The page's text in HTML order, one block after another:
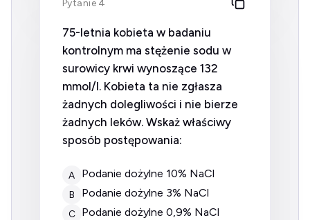
Pytanie 4
75-letnia kobieta w badaniu
kontrolnym ma stężenie sodu w
surowicy krwi wynoszące 132
mmol/l. Kobieta ta nie zgłasza
żadnych dolegliwości i nie bierze
żadnych leków. Wskaż właściwy
sposób postępowania:
A Podanie dożylne 10% NaCl
B Podanie dożylne 3% NaCl
C Podanie dożylne 0,9% NaCl